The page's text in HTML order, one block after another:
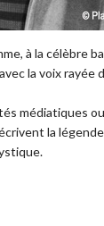
à la célèbre
la voix rayée
médiatiques
la